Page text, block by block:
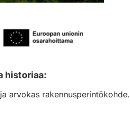
historiaa:
arvokas rakennusperintökohde.